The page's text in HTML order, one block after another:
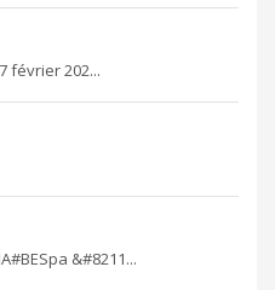
février 202...
&#8211...